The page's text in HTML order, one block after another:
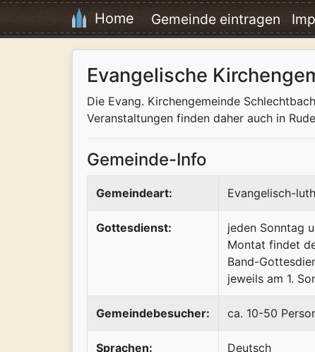
Home Gemeinde eintragen
Evangelische
Die Evang. Kirchengemeinde
Veranstaltungen finden daher auch in
Gemeinde-Info
Gemeindeart: Evangelisch-
Gottesdienst:
jeden Sonntag
Montat findet
Band-
jeweils am 1.
Gemeindebesucher: ca. 10-50
Sprachen: Deutsch